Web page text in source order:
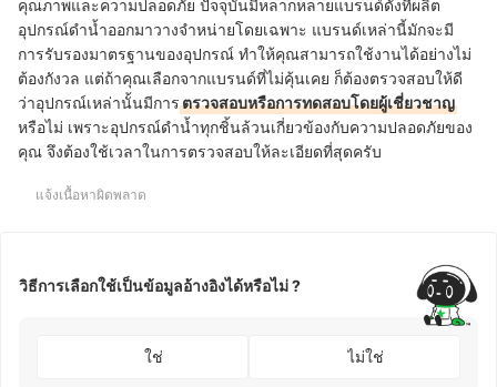
คุณภาพและความปลอดภัย ปัจจุบันมีหลากหลายแบรนด์ดังที่ผลิต
อุปกรณ์ดำน้ำออกมาวางจำหน่ายโดยเฉพาะ แบรนด์เหล่านี้มักจะมี
การรับรองมาตรฐานของอุปกรณ์ ทำให้คุณสามารถใช้งานได้อย่างไม่
ต้องกังวล แต่ถ้าคุณเลือกจากแบรนด์ที่ไม่คุ้นเคย ก็ต้องตรวจสอบให้ดี
ว่าอุปกรณ์เหล่านั้นมีการตรวจสอบหรือการทดสอบโดยผู้เชี่ยวชาญ
หรือไม่ เพราะอุปกรณ์ดำน้ำทุกชิ้นล้วนเกี่ยวข้องกับความปลอดภัยของ
คุณ จึงต้องใช้เวลาในการตรวจสอบให้ละเอียดที่สุดครับ
แจ้งเนื้อหาผิดพลาด
วิธีการเลือกใช้เป็นข้อมูลอ้างอิงได้หรือไม่ ?
ใช่ ไม่ใช่